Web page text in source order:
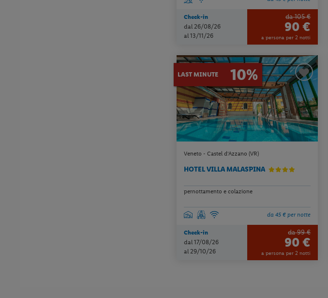
Check-in
dal 26/08/26
al 13/11/26
da 105 €
90 €
a persona per 2 notti
LAST MINUTE 10%
Veneto - Castel d'Azzano (VR)
HOTEL VILLA MALASPINA
pernottamento e colazione
da 45 € per notte
Check-in
dal 17/08/26
al 29/10/26
da 99 €
90 €
a persona per 2 notti